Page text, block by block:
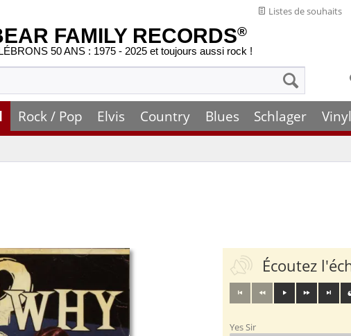
Listes de souhaits
FAMILY RECORDS®
50 ANS : 1975 - 2025 et toujours aussi rock !
Rock / Pop Elvis Country Blues Schlager Vinyl
Écoutez
Yes Sir